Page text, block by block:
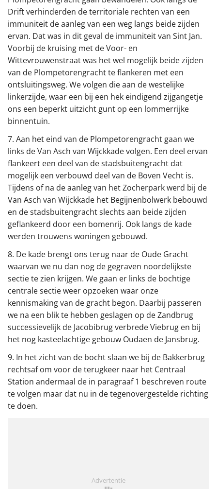
Drift verhinderden de territoriale rechten van een
immuniteit de aanleg van een weg langs beide zijden
ervan. Dat was in dit geval de immuniteit van Sint Jan.
Voorbij de kruising met de Voor- en
Wittevrouwenstraat was het wel mogelijk beide zijden
van de Plompetorengracht te flankeren met een
ontsluitingsweg. We volgen die aan de westelijke
linkerzijde, waar een bij een hek eindigend zijgangetje
ons een beperkt uitzicht gunt op een lommerrijke
binnentuin.
7. Aan het eind van de Plompetorengracht gaan we
links de Van Asch van Wijckkade volgen. Een deel ervan
flankeert een deel van de stadsbuitengracht dat
mogelijk een verbouwd deel van de Boven Vecht is.
Tijdens of na de aanleg van het Zocherpark werd bij de
Van Asch van Wijckkade het Begijnenbolwerk bebouwd
en de stadsbuitengracht slechts aan beide zijden
geflankeerd door een bomenrij. Ook langs de kade
werden trouwens woningen gebouwd.
8. De kade brengt ons terug naar de Oude Gracht
waarvan we nu dan nog de gegraven noordelijkste
sectie te zien krijgen. We gaan er links de bochtige
centrale sectie weer opzoeken waar onze
kennismaking van de gracht begon. Daarbij passeren
we na een blik te hebben geslagen op de Zandbrug
successievelijk de Jacobibrug verbrede Viebrug en bij
het nog kasteelachtige gebouw Oudaen de Jansbrug.
9. In het zicht van de bocht slaan we bij de Bakkerbrug
rechtsaf om voor de terugkeer naar het Centraal
Station andermaal de in paragraaf 1 beschreven route
te volgen maar dat nu in de tegenovergestelde richting
te doen.
Advertentie